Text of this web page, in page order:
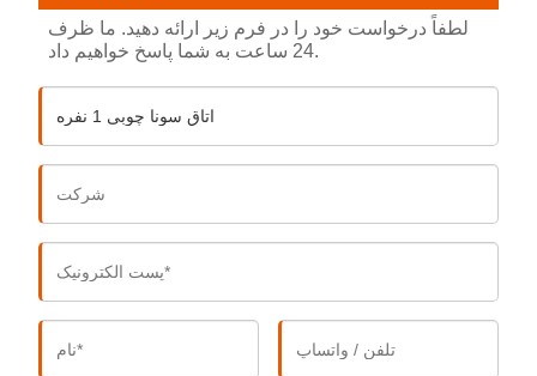
لطفاً درخواست خود را در فرم زیر ارائه دهید. ما ظرف
24 ساعت به شما پاسخ خواهیم داد.